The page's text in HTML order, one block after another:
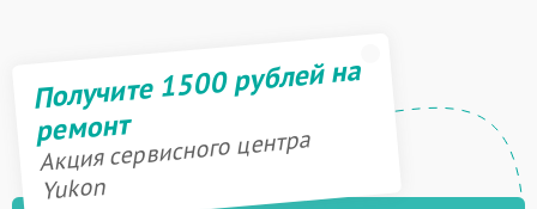
Получите 1500 рублей на
ремонт
Акция сервисного центра
Yukon